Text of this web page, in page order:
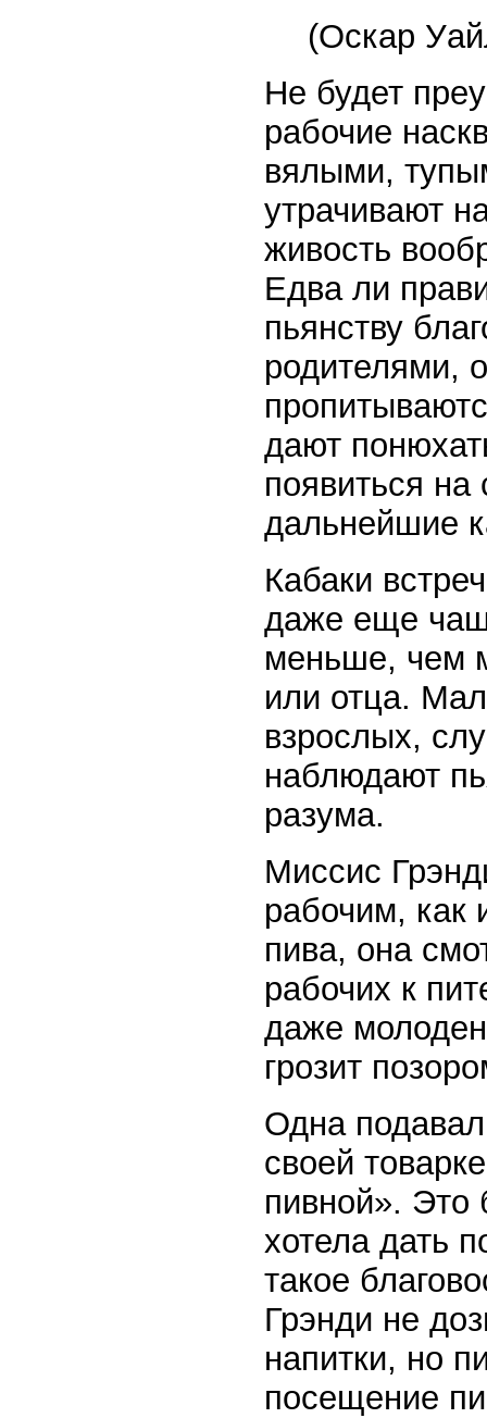
(Оскар
Не будет
рабочие
вялыми,
утрачивают
живость
Едва ли
пьянству
родителями,
дают
появиться
дальнейшие
Кабаки
даже еще
меньше, чем
или отца.
взрослых,
наблюдают
разума.
Миссис
рабочим, как
пива, она
рабочих к
даже
грозит
Одна
своей
пивной».
хотела дать
такое
Грэнди не
напитки, но
посещение